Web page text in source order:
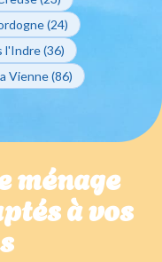
(24)
l'Indre (36)
Vienne (86)
ménage
à vos